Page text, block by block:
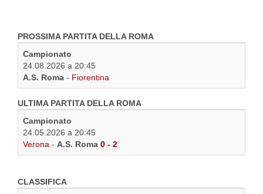
PROSSIMA PARTITA DELLA ROMA
Campionato
24.08.2026 a 20:45
A.S. Roma - Fiorentina
ULTIMA PARTITA DELLA ROMA
Campionato
24.05.2026 a 20:45
Verona - A.S. Roma 0 - 2
CLASSIFICA